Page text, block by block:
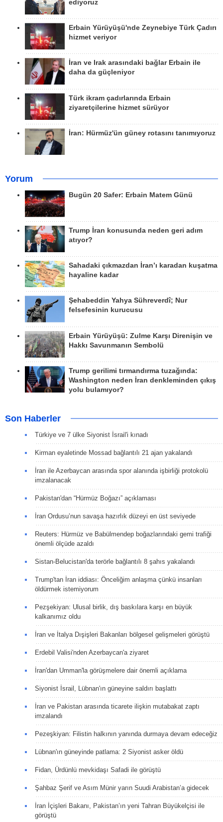
ediyoruz
Erbain Yürüyüşü'nde Zeynebiye Türk Çadırı
hizmet veriyor
İran ve Irak arasındaki bağlar Erbain ile
daha da güçleniyor
Türk ikram çadırlarında Erbain
ziyaretçilerine hizmet sürüyor
İran: Hürmüz'ün güney rotasını tanımıyoruz
Yorum
Bugün 20 Safer: Erbain Matem Günü
Trump İran konusunda neden geri adım
atıyor?
Sahadaki çıkmazdan İran’ı karadan kuşatma
hayaline kadar
Şehabeddin Yahya Sühreverdî; Nur
felsefesinin kurucusu
Erbain Yürüyüşü: Zulme Karşı Direnişin ve
Hakkı Savunmanın Sembolü
Trump gerilimi tırmandırma tuzağında:
Washington neden İran denkleminden çıkış
yolu bulamıyor?
Son Haberler
Türkiye ve 7 ülke Siyonist İsrail'i kınadı
Kirman eyaletinde Mossad bağlantılı 21 ajan yakalandı
İran ile Azerbaycan arasında spor alanında işbirliği protokolü
imzalanacak
Pakistan'dan “Hürmüz Boğazı” açıklaması
İran Ordusu’nun savaşa hazırlık düzeyi en üst seviyede
Reuters: Hürmüz ve Babülmendep boğazlarındaki gemi trafiği
önemli ölçüde azaldı
Sistan-Belucistan'da terörle bağlantılı 8 şahıs yakalandı
Trump'tan İran iddiası: Önceliğim anlaşma çünkü insanları
öldürmek istemiyorum
Pezşekiyan: Ulusal birlik, dış baskılara karşı en büyük
kalkanımız oldu
İran ve İtalya Dışişleri Bakanları bölgesel gelişmeleri görüştü
Erdebil Valisi'nden Azerbaycan'a ziyaret
İran'dan Umman'la görüşmelere dair önemli açıklama
Siyonist İsrail, Lübnan'ın güneyine saldırı başlattı
İran ve Pakistan arasında ticarete ilişkin mutabakat zaptı
imzalandı
Pezeşkiyan: Filistin halkının yanında durmaya devam edeceğiz
Lübnan'ın güneyinde patlama: 2 Siyonist asker öldü
Fidan, Ürdünlü mevkidaşı Safadi ile görüştü
Şahbaz Şerif ve Asım Münir yarın Suudi Arabistan’a gidecek
İran İçişleri Bakanı, Pakistan’ın yeni Tahran Büyükelçisi ile
görüştü